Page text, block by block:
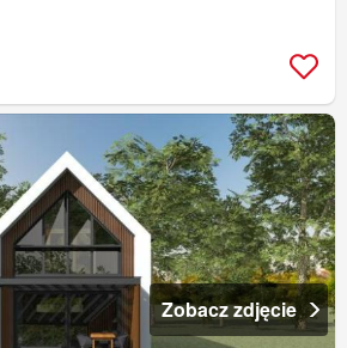
Zobacz zdjęcie